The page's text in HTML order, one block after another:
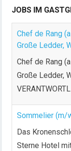
JOBS IM
Chef de Rang
Große Ledder,
Chef de Rang
Große Ledder,
Sommelier (m/
Das
Sterne Hotel